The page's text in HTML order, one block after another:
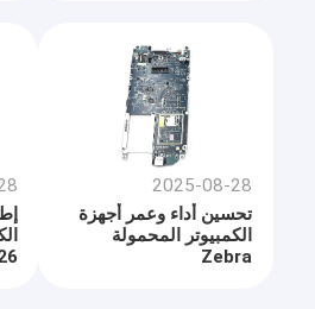
2025-08-28
تحسين أداء وعمر أجهزة
الكمبيوتر المحمولة
Zebra